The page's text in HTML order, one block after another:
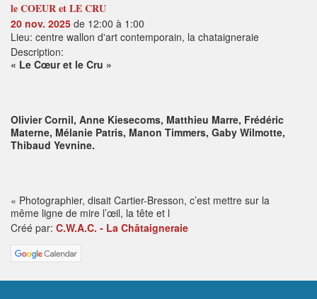
le COEUR et LE CRU
20 nov. 2025 de 12:00 à 1:00
Lieu: centre wallon d'art contemporain, la chataigneraie
Description:
« Le Cœur et le Cru »
Olivier Cornil, Anne Kiesecoms, Matthieu Marre, Frédéric
Materne, Mélanie Patris, Manon Timmers, Gaby Wilmotte,
Thibaud Yevnine.
« Photographier, disait Cartier-Bresson, c’est mettre sur la
même ligne de mire l’œil, la tête et l
Créé par: C.W.A.C. - La Châtaigneraie